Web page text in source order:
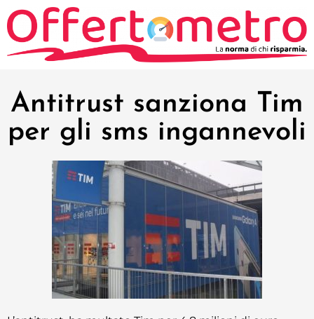
Antitrust sanziona Tim
per gli sms ingannevoli